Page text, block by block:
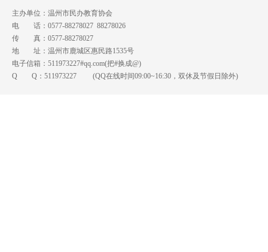
主办单位：温州市民办教育协会
电 话：0577-88278027 88278026
传 真：0577-88278027
地 址：温州市鹿城区惠民路1535号
电子信箱：511973227#qq.com(把#换成@)
Q Q： 511973227 (QQ在线时间09:00~16:30，双休及节假日除外)